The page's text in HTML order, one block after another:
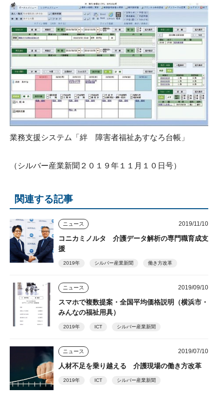
業務支援システム「絆 障害者福祉あすなろ台帳」
（シルバー産業新聞２０１９年１１月１０日号）
関連する記事
ニュース 2019/11/10
コニカミノルタ 介護データ解析の専門職育成支
援
2019年 シルバー産業新聞 働き方改革
ニュース 2019/09/10
スマホで複数提案・全国平均価格説明（横浜市・
みんなの福祉用具）
2019年 ICT シルバー産業新聞
ニュース 2019/07/10
人材不足を乗り越える 介護現場の働き方改革
2019年 ICT シルバー産業新聞